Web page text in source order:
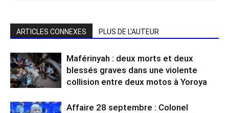
ARTICLES CONNEXES PLUS DE L'AUTEUR
Maférinyah : deux morts et deux
blessés graves dans une violente
collision entre deux motos à Yoroya
Affaire 28 septembre : Colonel